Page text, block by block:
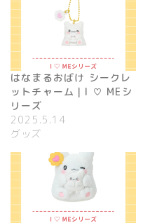
はなまるおばけ シークレ
ットチャーム｜I ♡ MEシ
リーズ
2025.5.14
グッズ